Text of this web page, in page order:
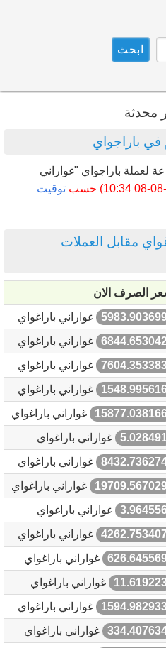
محدثة
في باراجواي
لعملة باراجواي "غواراني
توقيت
مقابل العملات
الصرف الان
غواراني باراغواي
6844.653042
غواراني باراغواي
غواراني باراغواي
غواراني باراغواي
غواراني باراغواي
غواراني باراغواي
غواراني باراغواي
غواراني باراغواي
غواراني باراغواي
4262.753407
غواراني باراغواي
غواراني باراغواي
غواراني باراغواي
غواراني باراغواي
غواراني باراغواي